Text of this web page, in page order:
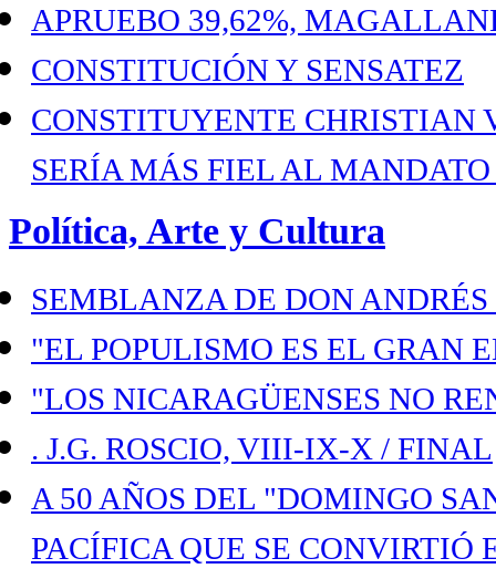
APRUEBO 39,62%,
CONSTITUCIÓN Y SENSATEZ
CONSTITUYENTE CHRISTIAN
SERÍA MÁS FIEL AL
Política, Arte y Cultura
SEMBLANZA DE DON
"EL POPULISMO ES EL GRAN
"LOS NICARAGÜENSES NO
. J.G. ROSCIO, VIII-IX-X / FINAL
A 50 AÑOS DEL "DOMINGO
PACÍFICA QUE SE